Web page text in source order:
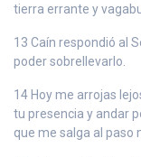
tierra errante y
13 Caín respondió al
poder sobrellevarlo.
14 Hoy me arrojas
tu presencia y andar
que me salga al paso